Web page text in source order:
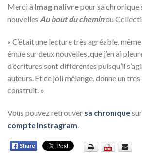
Merci à Imaginalivrepour sa chronique
nouvelles Au bout du chemindu
« C’était une lecture très agréable,
émue sur deux nouvelles, que j’en ai
d’écritures sont différentes puisqu’il
auteurs. Et ce joli mélange, donne un
construit. »
Vous pouvez retrouver sa chronique
compte Instragram